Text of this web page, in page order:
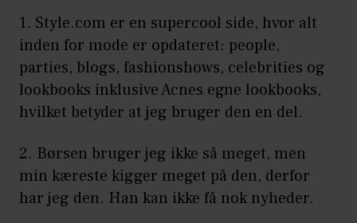
1. Style.com er en supercool side, hvor alt
inden for mode er opdateret: people,
parties, blogs, fashionshows, celebrities og
lookbooks inklusive Acnes egne lookbooks,
hvilket betyder at jeg bruger den en del.
2. Børsen bruger jeg ikke så meget, men
min kæreste kigger meget på den, derfor
har jeg den. Han kan ikke få nok nyheder.